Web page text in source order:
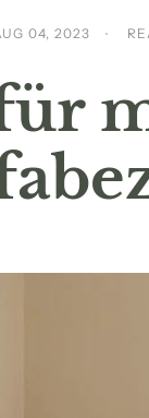
04, 2023